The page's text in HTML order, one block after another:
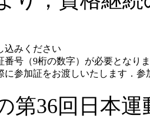
込みください
号（9桁の数字）が必要となり
に参加証をお渡しいたします．
第36回日本